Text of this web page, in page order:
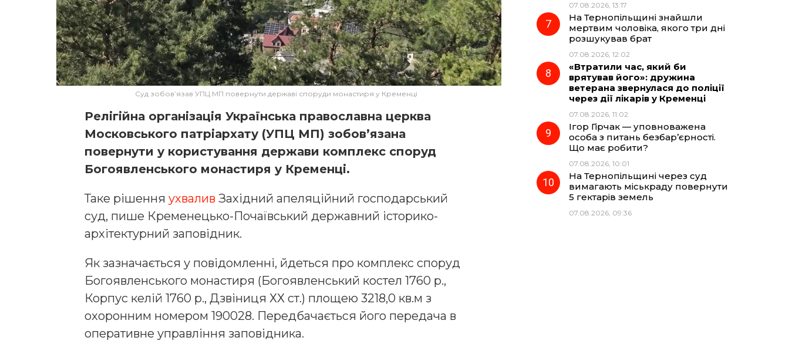
Суд зобов’язав УПЦ МП повернути державі споруди монастиря у Кременці
Релігійна організація Українська православна церква
Московського патріархату (УПЦ МП) зобов’язана
повернути у користування держави комплекс споруд
Богоявленського монастиря у Кременці.
Таке рішення ухвалив Західний апеляційний господарський
суд, пише Кременецько-Почаївський державний історико-
архітектурний заповідник.
Як зазначається у повідомленні, йдеться про комплекс споруд
Богоявленського монастиря (Богоявленський костел 1760 р.,
Корпус келій 1760 р., Дзвіниця ХХ ст.) площею 3218,0 кв.м з
охоронним номером 190028. Передбачається його передача в
оперативне управління заповідника.
07.08.2026, 13:17
На Тернопільщині знайшли
мертвим чоловіка, якого три дні
розшукував брат
07.08.2026, 12:02
«Втратили час, який би
врятував його»: дружина
ветерана звернулася до поліції
через дії лікарів у Кременці
07.08.2026, 11:02
Ігор Гірчак — уповноважена
особа з питань безбар’єрності.
Що має робити?
07.08.2026, 10:01
На Тернопільщині через суд
вимагають міськраду повернути
5 гектарів земель
07.08.2026, 09:36